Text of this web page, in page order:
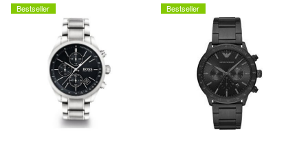
Bestseller Bestseller